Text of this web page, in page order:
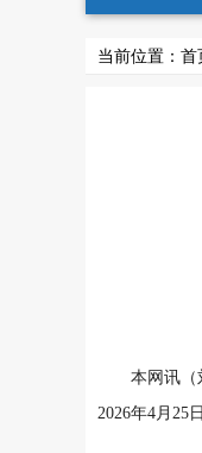
当前位置： 首
本网讯（
2026年4月25